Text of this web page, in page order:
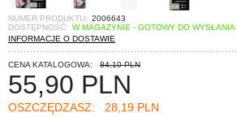
NUMER PRODUKTU: 2006643
DOSTĘPNOŚĆ: W MAGAZYNIE - GOTOWY DO WYSŁANIA
INFORMACJE O DOSTAWIE
CENA KATALOGOWA: 84,10 PLN
55,90 PLN
OSZCZĘDZASZ: 28,19 PLN